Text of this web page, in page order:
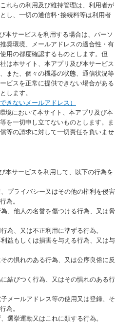
れらの利用及び維持管理は、利用者が
し、一切の通信料･接続料等は利用者
本サービスを利用する場合は、パーソ
奨環境、メールアドレスの適合性・有
用の都度確認するものとします。但
は本サイト、本アプリ及び本サービス
また、個々の機器の状態、通信状況等
ビスを正常に提供できない場合がある
します。
きないメールアドレス）
境において本サイト、本アプリ及び本
を一切申し立てないものとします。ま
等の請求に対して一切責任を負いませ
本サービスを利用して、以下の行為を
プライバシー又はその他の権利を侵害
為。
、他人の名誉を傷つける行為、又は脅
為、又は不正利用に準ずる行為。
益もしくは損害を与える行為、又は与
の惧れのある行為、又は公序良俗に反
結びつく行為、又はその惧れのある行
メールアドレス等の使用又は登録、そ
為。
選挙運動又はこれに類する行為。